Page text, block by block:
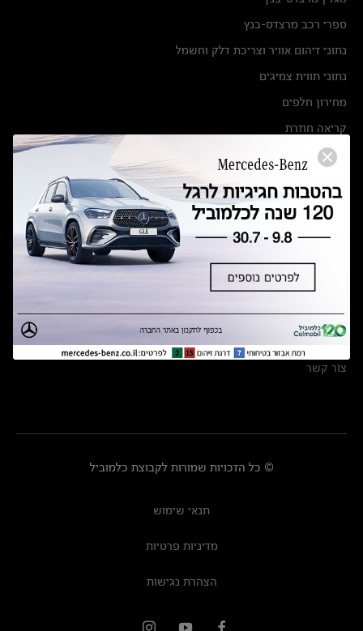
ספרי רכב מרצדס-בנץ
נתוני זיהום אוויר וצריכת דלק וחשמל
נתוני תווית צמיגים
מחירון חלפים
קריאה חוזרת
הודעה על הטבות לרכבי מרצדס בהסדר פשרה בתצ 56447-02-19
תקנון ימי מכירות 120 לכלמוביל
מצאו אותנו
אולמות תצוגה
מרכזי שירות
צור קשר
© כל הזכויות שמורות לקבוצת כלמוביל
תנאי שימוש
מדיניות פרטיות
הצהרת נגישות